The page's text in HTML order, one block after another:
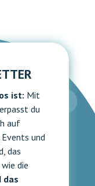
ist: Mit
du
auf
und
das
die
das